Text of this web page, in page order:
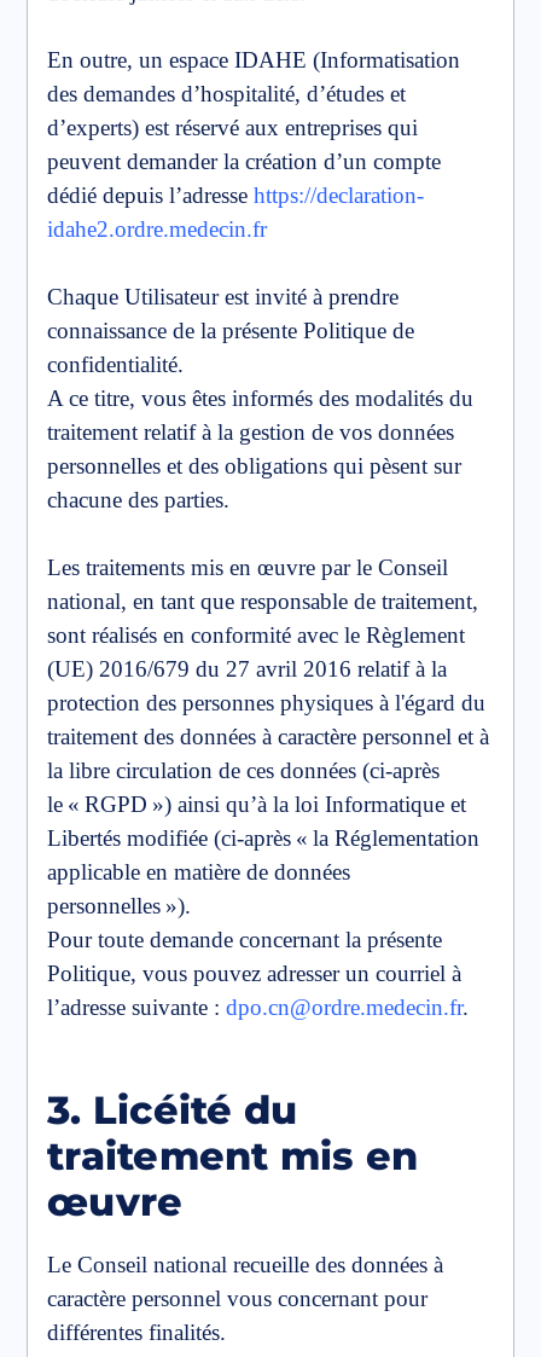
En outre, un espace IDAHE (Informatisation
des demandes d’hospitalité, d’études et
d’experts) est réservé aux entreprises qui
peuvent demander la création d’un compte
dédié depuis l’adresse https://declaration-
idahe2.ordre.medecin.fr
Chaque Utilisateur est invité à prendre
connaissance de la présente Politique de
confidentialité.
A ce titre, vous êtes informés des modalités du
traitement relatif à la gestion de vos données
personnelles et des obligations qui pèsent sur
chacune des parties.
Les traitements mis en œuvre par le Conseil
national, en tant que responsable de traitement,
sont réalisés en conformité avec le Règlement
(UE) 2016/679 du 27 avril 2016 relatif à la
protection des personnes physiques à l'égard du
traitement des données à caractère personnel et à
la libre circulation de ces données (ci-après
le « RGPD ») ainsi qu’à la loi Informatique et
Libertés modifiée (ci-après « la Réglementation
applicable en matière de données
personnelles »).
Pour toute demande concernant la présente
Politique, vous pouvez adresser un courriel à
l’adresse suivante : dpo.cn@ordre.medecin.fr.
3. Licéité du
traitement mis en
œuvre
Le Conseil national recueille des données à
caractère personnel vous concernant pour
différentes finalités.